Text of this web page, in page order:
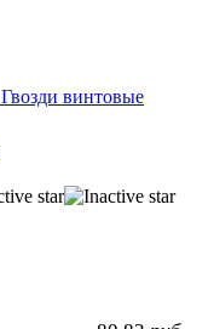
Гвозди винтовые